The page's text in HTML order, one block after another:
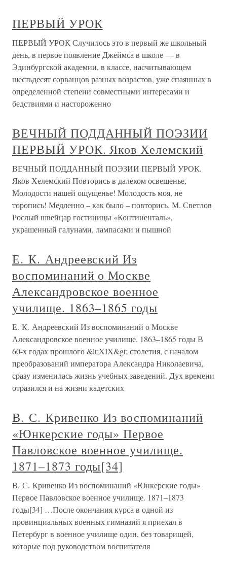
ПЕРВЫЙ УРОК
ПЕРВЫЙ УРОК Случилось это в первый же школьный
день, в первое появление Джеймса в школе — в
Эдинбургской академии, в классе, насчитывающем
шестьдесят сорванцов разных возрастов, уже спаянных в
определенной степени совместными интересами и
бедствиями и настороженно
ВЕЧНЫЙ ПОДДАННЫЙ ПОЭЗИИ
ПЕРВЫЙ УРОК. Яков Хелемский
ВЕЧНЫЙ ПОДДАННЫЙ ПОЭЗИИ ПЕРВЫЙ УРОК.
Яков Хелемский Повторись в далеком освещенье,
Молодости нашей ощущенье! Молодость моя, не
торопись! Медленно – как было – повторись. М. Светлов
Рослый швейцар гостиницы «Континенталь»,
украшенный галунами, лампасами и пышной
Е. К. Андреевский Из
воспоминаний о Москве
Александровское военное
училище. 1863–1865 годы
Е. К. Андреевский Из воспоминаний о Москве
Александровское военное училище. 1863–1865 годы В
60-х годах прошлого &lt;XIX&gt; столетия, с началом
преобразований императора Александра Николаевича,
сразу изменилась жизнь учебных заведений. Дух времени
отразился и на жизни кадетских
В. С. Кривенко Из воспоминаний
«Юнкерские годы» Первое
Павловское военное училище.
1871–1873 годы[34]
В. С. Кривенко Из воспоминаний «Юнкерские годы»
Первое Павловское военное училище. 1871–1873
годы[34] …После окончания курса в одной из
провинциальных военных гимназий я приехал в
Петербург в военное училище один, без товарищей,
которые под руководством воспитателя